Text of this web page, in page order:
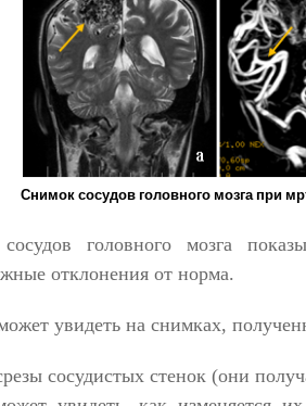
Снимок сосудов головного мозга при
головного мозга
отклонения от норма.
увидеть на снимках,
сосудистых стенок (они